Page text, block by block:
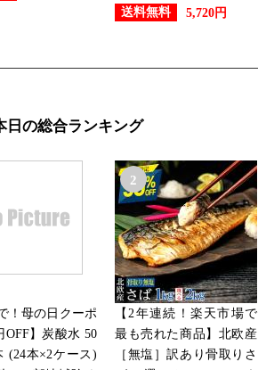
送料無料
5,720円
日の総合ランキング
！母の日クーポ
OFF】炭酸水 50
(24本×2ケース)
2
【2年連続！楽天市場で
最も売れた商品】北欧産
［無塩］訳あり骨取りさ